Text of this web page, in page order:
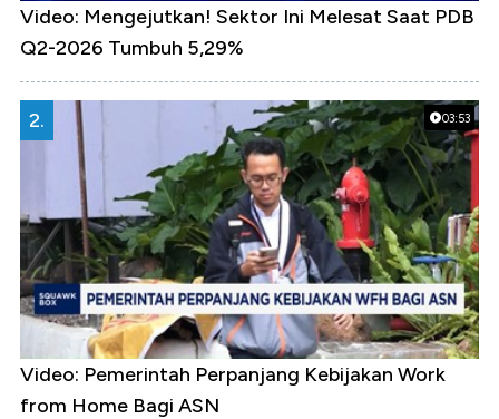
Video: Mengejutkan! Sektor Ini Melesat Saat PDB
Q2-2026 Tumbuh 5,29%
03:53
2.
Video: Pemerintah Perpanjang Kebijakan Work
from Home Bagi ASN